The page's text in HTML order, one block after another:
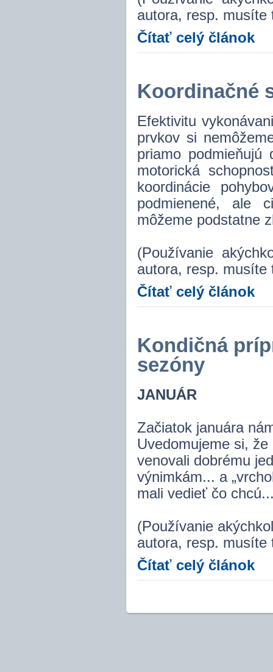
autora, resp. musíte
Čítať celý článok
Koordinačné
Efektivitu
prvkov si
priamo podmieňujú
motorická
koordinácie
podmienené, ale
môžeme podstatne
(Používanie
autora, resp. musíte
Čítať celý článok
Kondičná
sezóny
JANUÁR
Začiatok januára
Uvedomujeme si,
venovali dobrému
výnimkám... a
mali vedieť čo
(Používanie
autora, resp. musíte
Čítať celý článok